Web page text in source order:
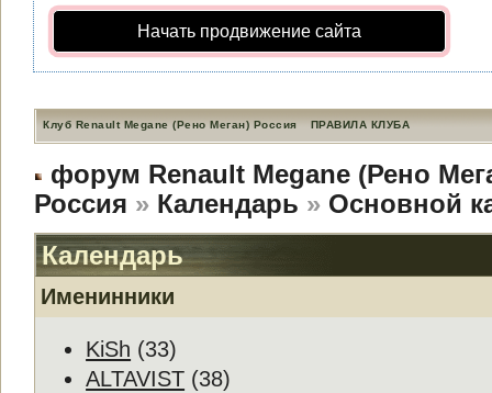
Начать продвижение сайта
Клуб Renault Megane (Рено Меган) Россия ПРАВИЛА КЛУБА
форум Renault Megane (Рено
Россия » Календарь » Основной
Календарь
Именинники
KiSh (33)
ALTAVIST (38)